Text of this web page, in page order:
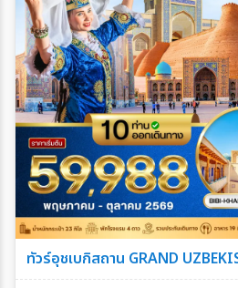
ตั้งแต่วันที่
ถึงวันที่
ระหว่าง
ค้นหา
ทัวร์อุชเบกิสถาน GRAND